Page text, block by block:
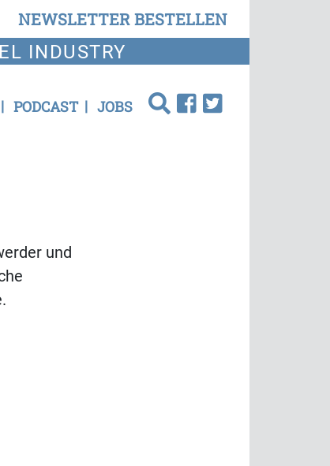
NEWSLETTER BESTELLEN
INDUSTRY
PODCAST JOBS
und